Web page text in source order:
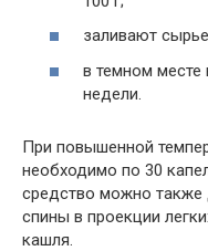
заливают
в темном
недели.
При повышенной
необходимо по 30
средство можно также
спины в проекции
кашля.